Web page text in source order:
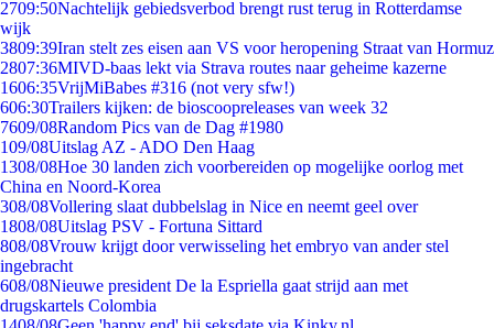
2709:50Nachtelijk gebiedsverbod brengt rust terug in Rotterdamse
wijk
3809:39Iran stelt zes eisen aan VS voor heropening Straat van Hormuz
2807:36MIVD-baas lekt via Strava routes naar geheime kazerne
1606:35VrijMiBabes #316 (not very sfw!)
606:30Trailers kijken: de bioscoopreleases van week 32
7609/08Random Pics van de Dag #1980
109/08Uitslag AZ - ADO Den Haag
1308/08Hoe 30 landen zich voorbereiden op mogelijke oorlog met
China en Noord-Korea
308/08Vollering slaat dubbelslag in Nice en neemt geel over
1808/08Uitslag PSV - Fortuna Sittard
808/08Vrouw krijgt door verwisseling het embryo van ander stel
ingebracht
608/08Nieuwe president De la Espriella gaat strijd aan met
drugskartels Colombia